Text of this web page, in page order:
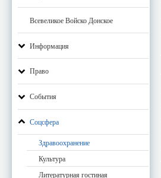
Всевеликое Войско Донское
Информация
Право
События
Соцсфера
Здравоохранение
Культура
Литературная гостиная